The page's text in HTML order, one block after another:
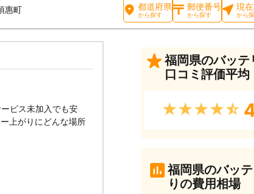
惠町 都道府県
から探す
郵便番号
から探す
現
から
ビス未加入でも安
上がりにどんな場所
福岡県のバッテ
口コミ評価平均
★★★★★
福岡県のバッ
りの費用相場